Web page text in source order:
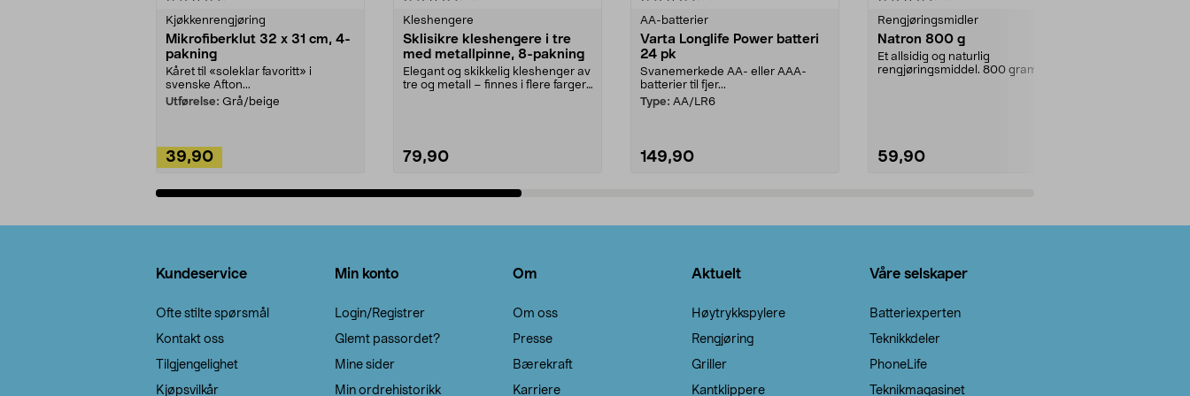
Kjøkkenrengjøring
Mikrofiberklut 32 x 31 cm, 4-
pakning
Kåret til «soleklar favoritt» i
svenske Afton...
Utførelse: Grå/beige
39,90
Kleshengere
Sklisikre kleshengere i tre
med metallpinne, 8-pakning
Elegant og skikkelig kleshenger av
tre og metall – finnes i flere farger.
79,90
AA-batterier
Varta Longlife Power batteri
24 pk
Svanemerkede AA- eller AAA-
batterier til fjer...
Type: AA/LR6
149,90
Rengjøringsmidler
Natron 800 g
Et allsidig og naturlig
rengjøringsmiddel. 800 gram
59,90
Kundeservice
Ofte stilte spørsmål
Kontakt oss
Tilgjengelighet
Kjøpsvilkår
Min konto
Login/Registrer
Glemt passordet?
Mine sider
Min ordrehistorikk
Om
Om oss
Presse
Bærekraft
Karriere
Aktuelt
Høytrykkspylere
Rengjøring
Griller
Kantklippere
Våre selskaper
Batteriexperten
Teknikkdeler
PhoneLife
Teknikmagasinet